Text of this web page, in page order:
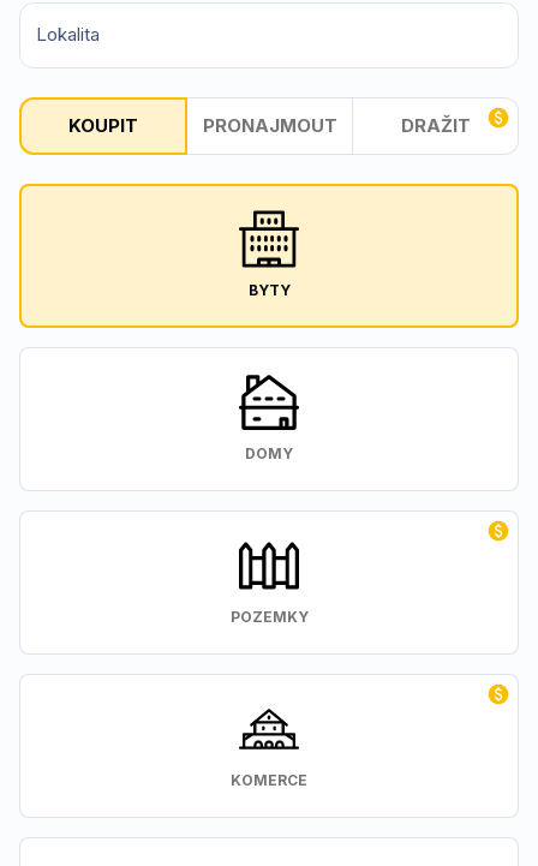
Lokalita
KOUPIT PRONAJMOUT DRAŽIT
BYTY
DOMY
POZEMKY
KOMERCE